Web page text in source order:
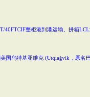
40FTCIF整柜港到港运输、拼箱
国乌特基亚维克 (Utqiaġvik，原名